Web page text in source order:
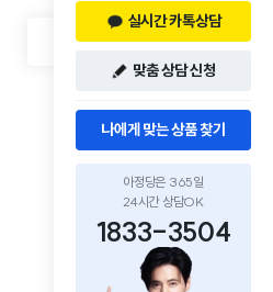
실시간 카톡상담
맞춤 상담 신청
나에게 맞는 상품 찾기
아정당은 365일
24시간 상담OK
1833-3504